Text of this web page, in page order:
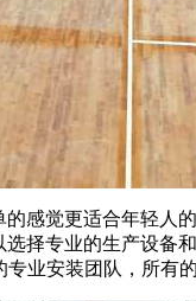
觉更适合年轻人
择专业的生产设
业安装团队，所有